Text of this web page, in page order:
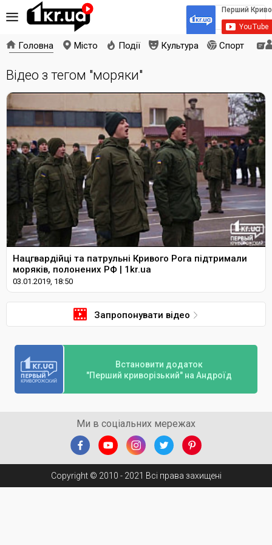
Головна Місто Події Культура Спорт
Відео з тегом "моряки"
Нацгвардійці та патрульні Кривого Рога підтримали
моряків, полонених РФ | 1kr.ua
03.01.2019, 18:50
Запропонувати відео
Встановити додаток
"Перший криворізький" на Андроїд
Ми в соціальних мережах
Copyright © 2010 - 2021 Всі права захищені